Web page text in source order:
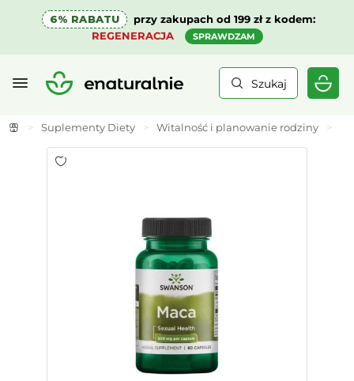
6% RABATU
przy zakupach od 199 zł z kodem:
REGENERACJA
SPRAWDZAM
Szukaj
> Suplementy Diety > Witalność i planowanie rodziny >